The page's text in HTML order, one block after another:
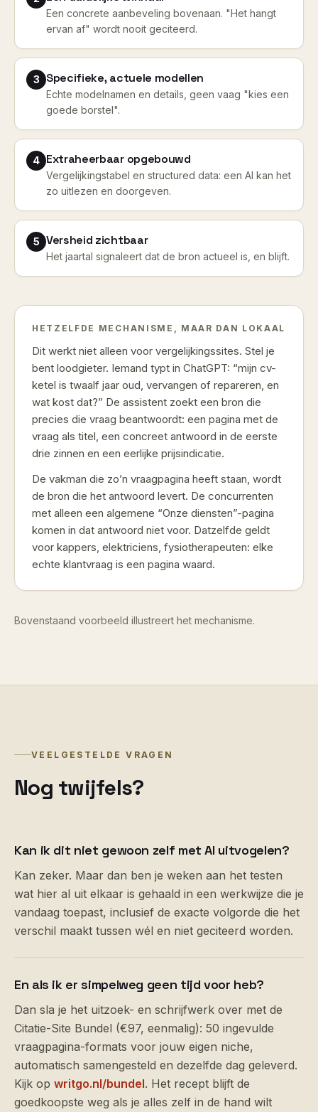
Een concrete aanbeveling bovenaan. "Het hangt
ervan af" wordt nooit geciteerd.
3 Specifieke, actuele modellen
Echte modelnamen en details, geen vaag "kies een
goede borstel".
4 Extraheerbaar opgebouwd
Vergelijkingstabel en structured data: een AI kan het
zo uitlezen en doorgeven.
5 Versheid zichtbaar
Het jaartal signaleert dat de bron actueel is, en blijft.
HETZELFDE MECHANISME, MAAR DAN LOKAAL
Dit werkt niet alleen voor vergelijkingssites. Stel je
bent loodgieter. Iemand typt in ChatGPT: “mijn cv-
ketel is twaalf jaar oud, vervangen of repareren, en
wat kost dat?” De assistent zoekt een bron die
precies die vraag beantwoordt: een pagina met de
vraag als titel, een concreet antwoord in de eerste
drie zinnen en een eerlijke prijsindicatie.
De vakman die zo’n vraagpagina heeft staan, wordt
de bron die het antwoord levert. De concurrenten
met alleen een algemene “Onze diensten”-pagina
komen in dat antwoord niet voor. Datzelfde geldt
voor kappers, elektriciens, fysiotherapeuten: elke
echte klantvraag is een pagina waard.
Bovenstaand voorbeeld illustreert het mechanisme.
VEELGESTELDE VRAGEN
Nog twijfels?
Kan ik dit niet gewoon zelf met AI uitvogelen?
Kan zeker. Maar dan ben je weken aan het testen
wat hier al uit elkaar is gehaald in een werkwijze die je
vandaag toepast, inclusief de exacte volgorde die het
verschil maakt tussen wél en niet geciteerd worden.
En als ik er simpelweg geen tijd voor heb?
Dan sla je het uitzoek- en schrijfwerk over met de
Citatie-Site Bundel (€97, eenmalig): 50 ingevulde
vraagpagina-formats voor jouw eigen niche,
automatisch samengesteld en dezelfde dag geleverd.
Kijk op writgo.nl/bundel. Het recept blijft de
goedkoopste weg als je alles zelf in de hand wilt